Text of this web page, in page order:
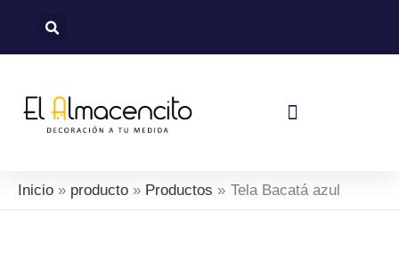
Inicio producto Productos Tela Bacatá azul